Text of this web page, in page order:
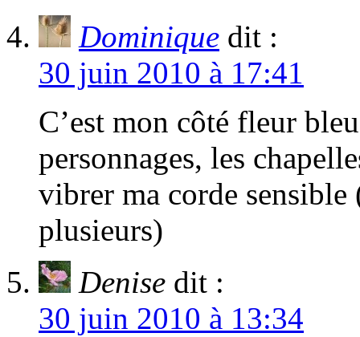
Dominique dit :
30 juin 2010 à 17:41
C’est mon côté fleur
personnages, les
vibrer ma corde sensible
plusieurs)
Denise dit :
30 juin 2010 à 13:34